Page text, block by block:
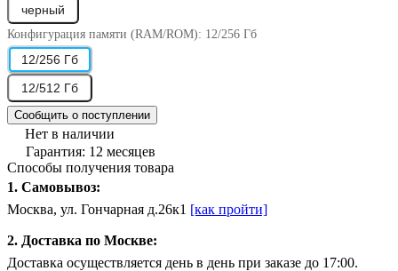
черный
Конфигурация памяти (RAM/ROM): 12/256 Гб
12/256 Гб
12/512 Гб
Сообщить о поступлении
Нет в наличии
Гарантия: 12 месяцев
Способы получения товара
1. Самовывоз:
Москва, ул. Гончарная д.26к1 [как пройти]
2. Доставка по Москве:
Доставка осуществляется день в день при заказе до 17:00.